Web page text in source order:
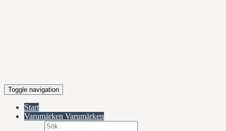
Toggle navigation
Start
Varumärken Varumärken